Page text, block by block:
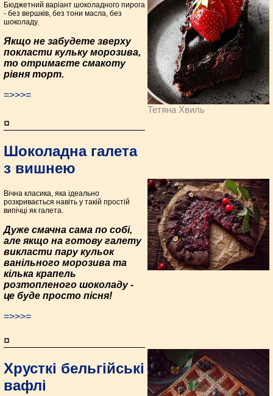
Бюджетний варіант шоколадного пирога
- без вершків, без тони масла, без
шоколаду.
Якщо не забудете зверху
покласти кульку морозива,
то отримаєте смакоту
рівня торт.
=>>>=
Тетяна Хвиль
¤
Шоколадна галета
з вишнею
Вічна класика, яка ідеально
розкривається навіть у такій простій
випічці як галета.
Дуже смачна сама по собі,
але якщо на готову галету
викласти пару кульок
ванільного морозива та
кілька крапель
розтопленого шоколаду -
це буде просто пісня!
=>>>=
¤
Хрусткі бельгійські
вафлі